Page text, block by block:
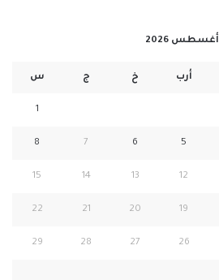
أغسطس 2026
أرب خ ج س
1
5
6
7
8
12
13
14
15
19
20
21
22
26
27
28
29